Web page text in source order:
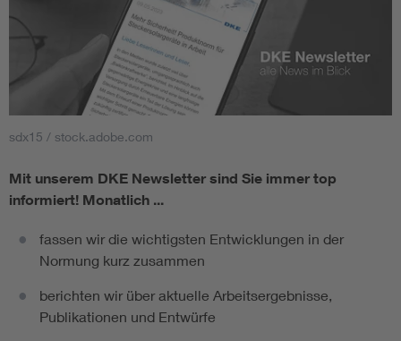
sdx15 / stock.adobe.com
Mit unserem DKE Newsletter sind Sie immer top
informiert! Monatlich ...
fassen wir die wichtigsten Entwicklungen in der
Normung kurz zusammen
berichten wir über aktuelle Arbeitsergebnisse,
Publikationen und Entwürfe